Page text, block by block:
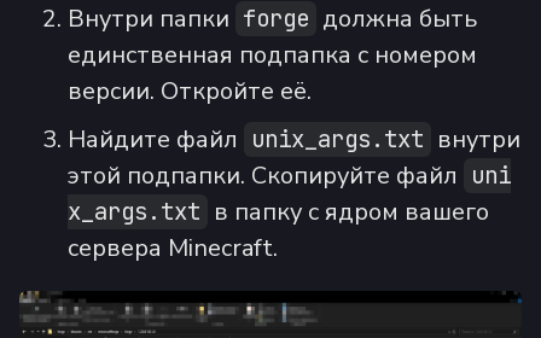
Внутри папки forge должна быть
единственная подпапка с номером
версии. Откройте её.
Найдите файл unix_args.txt внутри
этой подпапки. Скопируйте файл uni
x_args.txt в папку с ядром вашего
сервера Minecraft.